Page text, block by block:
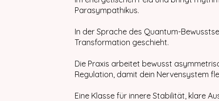
Parasympathikus.
In der Sprache des Quantum-
Transformation geschieht.
Die Praxis arbeitet bewusst
Regulation, damit dein Nervensystem
Eine Klasse für innere Stabilität, klare